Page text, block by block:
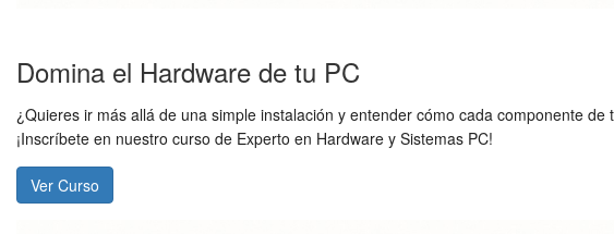
Domina el Hardware de tu PC
¿Quieres ir más allá de una simple instalación y entender cómo cada componente
¡Inscríbete en nuestro curso de Experto en Hardware y Sistemas PC!
Ver Curso